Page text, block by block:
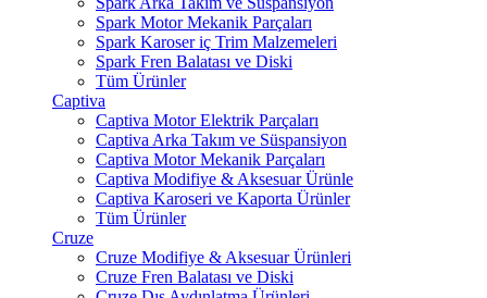
Spark Motor Mekanik Parçaları
Spark Karoser iç Trim Malzemeleri
Spark Fren Balatası ve Diski
Tüm Ürünler
Captiva
Captiva Motor Elektrik Parçaları
Captiva Arka Takım ve Süspansiyon
Captiva Motor Mekanik Parçaları
Captiva Modifiye & Aksesuar Ürünle
Captiva Karoseri ve Kaporta Ürünler
Tüm Ürünler
Cruze
Cruze Modifiye & Aksesuar Ürünleri
Cruze Fren Balatası ve Diski